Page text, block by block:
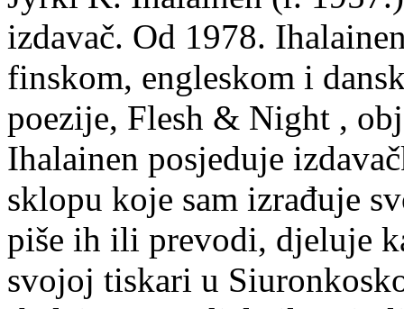
izdavač. Od 1978.
finskom, engleskom i
poezije, Flesh & Night ,
Ihalainen posjeduje
sklopu koje sam izrađuje
piše ih ili prevodi, djeluje
svojoj tiskari u